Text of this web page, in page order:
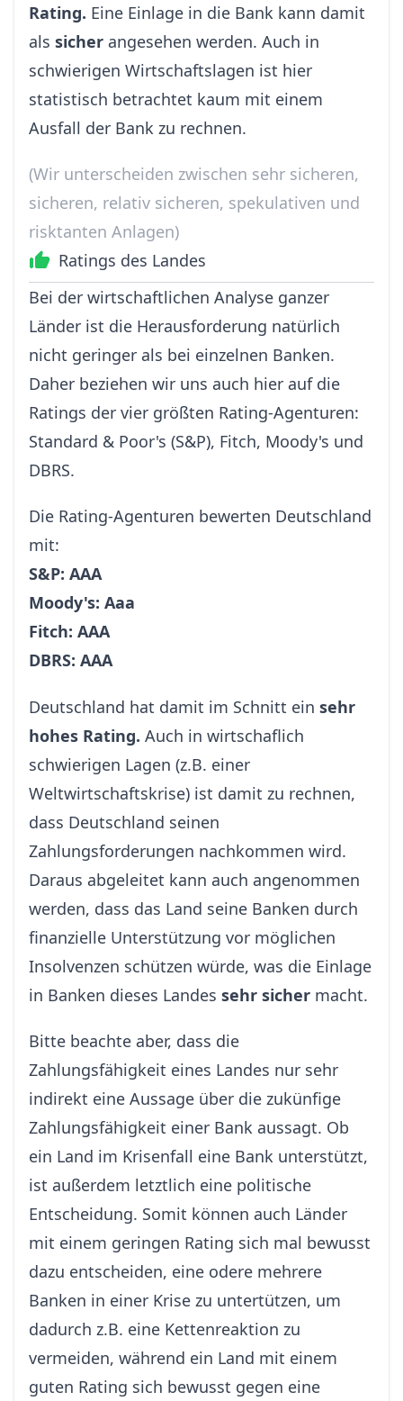
Rating. Eine Einlage in die Bank kann damit
als sicher angesehen werden. Auch in
schwierigen Wirtschaftslagen ist hier
statistisch betrachtet kaum mit einem
Ausfall der Bank zu rechnen.
(Wir unterscheiden zwischen sehr sicheren,
sicheren, relativ sicheren, spekulativen und
risktanten Anlagen)
Ratings des Landes
Bei der wirtschaftlichen Analyse ganzer
Länder ist die Herausforderung natürlich
nicht geringer als bei einzelnen Banken.
Daher beziehen wir uns auch hier auf die
Ratings der vier größten Rating-Agenturen:
Standard & Poor's (S&P), Fitch, Moody's und
DBRS.
Die Rating-Agenturen bewerten Deutschland
mit:
S&P: AAA
Moody's: Aaa
Fitch: AAA
DBRS: AAA
Deutschland hat damit im Schnitt ein sehr
hohes Rating. Auch in wirtschaflich
schwierigen Lagen (z.B. einer
Weltwirtschaftskrise) ist damit zu rechnen,
dass Deutschland seinen
Zahlungsforderungen nachkommen wird.
Daraus abgeleitet kann auch angenommen
werden, dass das Land seine Banken durch
finanzielle Unterstützung vor möglichen
Insolvenzen schützen würde, was die Einlage
in Banken dieses Landes sehr sicher macht.
Bitte beachte aber, dass die
Zahlungsfähigkeit eines Landes nur sehr
indirekt eine Aussage über die zukünfige
Zahlungsfähigkeit einer Bank aussagt. Ob
ein Land im Krisenfall eine Bank unterstützt,
ist außerdem letztlich eine politische
Entscheidung. Somit können auch Länder
mit einem geringen Rating sich mal bewusst
dazu entscheiden, eine odere mehrere
Banken in einer Krise zu untertützen, um
dadurch z.B. eine Kettenreaktion zu
vermeiden, während ein Land mit einem
guten Rating sich bewusst gegen eine